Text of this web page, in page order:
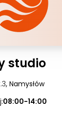
studio
, Namysłów
08:00-14:00